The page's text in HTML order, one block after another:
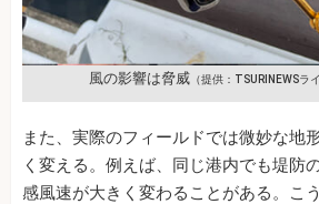
風の影響は脅威（提供：TSURINEWSラ
また、実際のフィールドでは微妙な地
く変える。例えば、同じ港内でも堤防
感風速が大きく変わることがある。こ